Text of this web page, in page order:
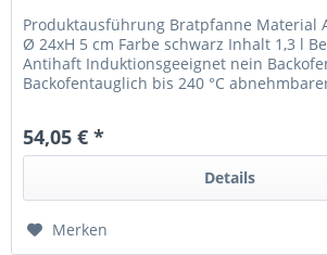
Produktausführung Bratpfanne Material
Ø 24xH 5 cm Farbe schwarz Inhalt 1,3 l
Antihaft Induktionsgeeignet nein
Backofentauglich bis 240 °C
54,05 € *
Details
Merken